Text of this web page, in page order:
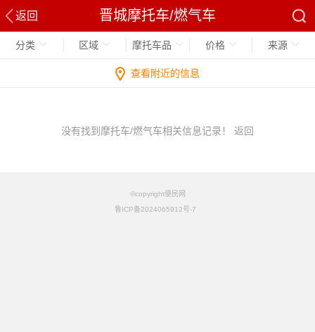
返回 晋城摩托车/燃气车
分类 区域 摩托车品 价格 来源
查看附近的信息
没有找到摩托车/燃气车相关信息记录！ 返回
©copyright便民网
鲁ICP备2024065912号-7